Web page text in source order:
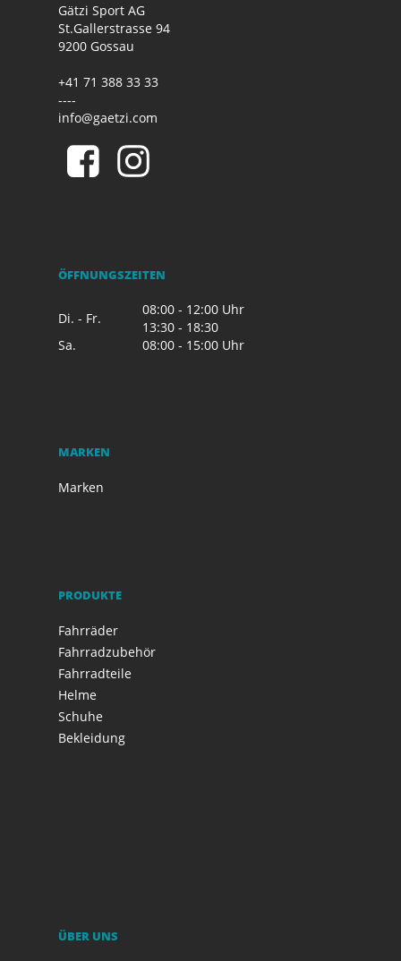
Gätzi Sport AG
St.Gallerstrasse 94
9200 Gossau
+41 71 388 33 33
----
info@gaetzi.com
ÖFFNUNGSZEITEN
Di. - Fr.
08:00 - 12:00 Uhr
13:30 - 18:30
Sa.
08:00 - 15:00 Uhr
MARKEN
Marken
PRODUKTE
Fahrräder
Fahrradzubehör
Fahrradteile
Helme
Schuhe
Bekleidung
ÜBER UNS